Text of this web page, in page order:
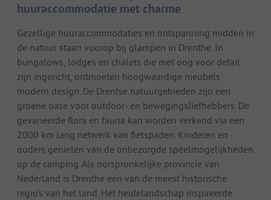
huuraccommodatie met charme
Gezellige huuraccommodaties en ontspanning midden in
de natuur staan voorop bij glampen in Drenthe. In
bungalows, lodges en chalets die met oog voor detail
zijn ingericht, ontmoeten hoogwaardige meubels
modern design. De Drentse natuurgebieden zijn een
groene oase voor outdoor- en bewegingsliefhebbers. De
gevarieerde flora en fauna kan worden verkend via een
2000 km lang netwerk van fietspaden. Kinderen en
ouders genieten van de onbezorgde speelmogelijkheden
op de camping. Als oorspronkelijke provincie van
Nederland is Drenthe een van de meest historische
regio's van het land. Het heidelandschap inspireerde